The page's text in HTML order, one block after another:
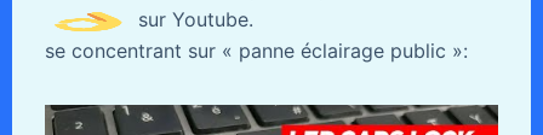
sur Youtube.
se concentrant sur « panne éclairage public »: